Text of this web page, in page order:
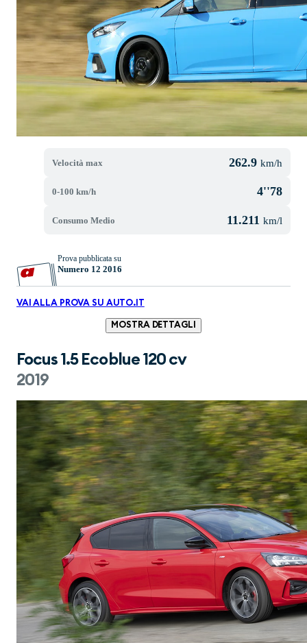
Velocità max 262.9 km/h
0-100 km/h 4''78
Consumo Medio 11.211 km/l
Prova pubblicata su
Numero 12 2016
VAI ALLA PROVA SU AUTO.IT
MOSTRA DETTAGLI
Focus 1.5 Ecoblue 120 cv
2019